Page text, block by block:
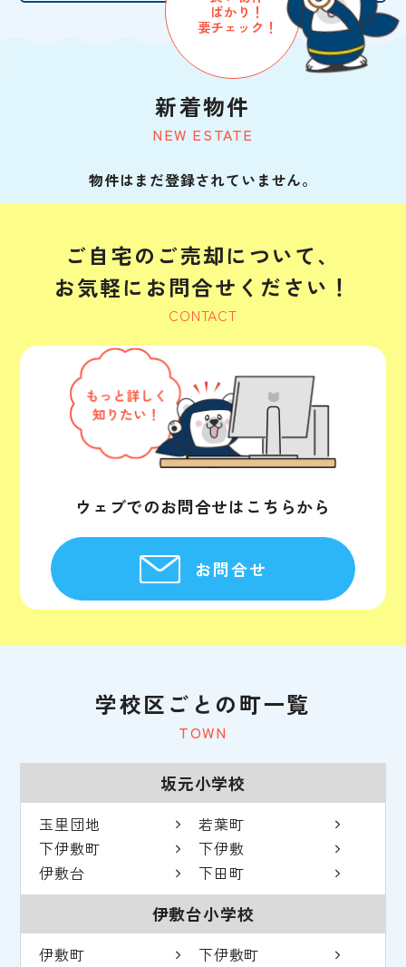
NEW ESTATE
新着物件
ばかり！
要チェック！
物件はまだ登録されていません。
ご自宅のご売却について、
お気軽にお問合せください！
CONTACT
ウェブでのお問合せはこちらから
お問合せ
TOWN
学校区ごとの町一覧
坂元小学校
玉里団地
若葉町
下伊敷町
下伊敷
伊敷台
下田町
伊敷台小学校
伊敷町
下伊敷町